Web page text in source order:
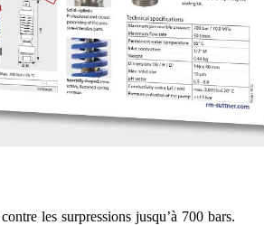
les surpressions jusqu’à 700 bars.